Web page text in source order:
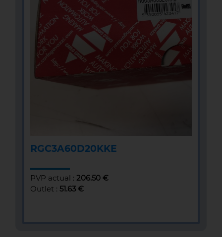
RGC3A60D20KKE
PVP actual : 206.50 €
Outlet : 51.63 €